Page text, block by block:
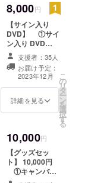
一人をお選びく
ださい。 ②台
本（PDF) テ
レビ放送５分ア
ニメ６話分 A
４サイズ２４
ページ分 提
供方法：台本
（PDF）をメー
ます。 ③描き
下ろし短編ボイ
提供方法：
ファイル転送
サービスにてお
届けします。
④Vtuberからの
8,000円
【サイン入り
DVD】 ①サイ
ン入り DVD
(Vtuber+ 野水伊
織さんの中から
１名)
※Vtuberは、七
八くまの・柚
萌・紫乃咲ほの
供方法：ご指定
いただいたご住
所に宅配便にて
お送りします。
DVDのみお届け
支援者：35人
お届け予定：
2023年12月
詳細を見る
こ
の
リ
タ
ー
ン
を
選
択
す
る
10,000円
【グッズセッ
ト】 10,000円
①キャンバス
アート (F3